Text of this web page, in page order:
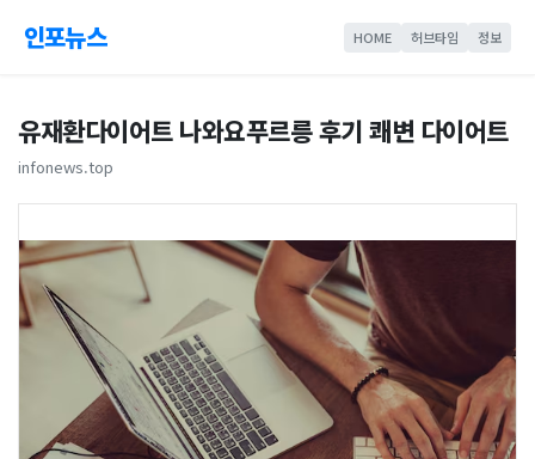
인포뉴스 HOME 허브타임 정보
유재환다이어트 나와요푸르릉 후기 쾌변 다이어트
infonews.top